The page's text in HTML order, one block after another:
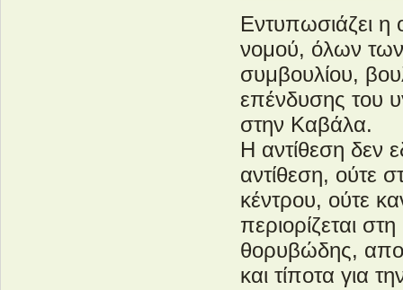
Εντυπωσιάζει
νομού, όλων των
συμβουλίου,
επένδυσης του
στην Καβάλα.
Η αντίθεση δεν
αντίθεση, ούτε
κέντρου, ούτε
περιορίζεται
θορυβώδης,
και τίποτα για